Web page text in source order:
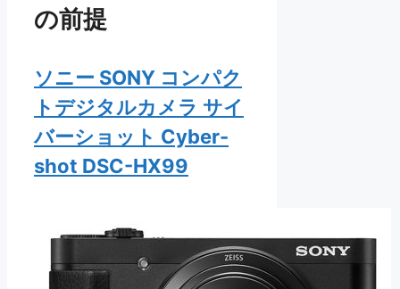
の前提
ソニー SONY コンパク
トデジタルカメラ サイ
バーショット Cyber-
shot DSC-HX99